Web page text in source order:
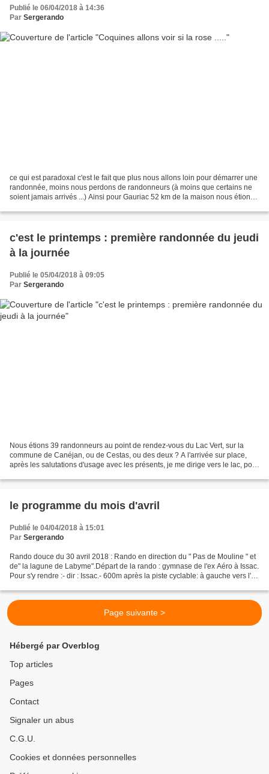
Publié le 06/04/2018 à 14:36
Par Sergerando
ce qui est paradoxal c'est le fait que plus nous allons loin pour démarrer une
randonnée, moins nous perdons de randonneurs (à moins que certains ne
soient jamais arrivés ...) Ainsi pour Gauriac 52 km de la maison nous étions
c'est le printemps : première randonnée du jeudi
à la journée
Publié le 05/04/2018 à 09:05
Par Sergerando
Nous étions 39 randonneurs au point de rendez-vous du Lac Vert, sur la
commune de Canéjan, ou de Cestas, ou des deux ? A l'arrivée sur place,
après les salutations d'usage avec les présents, je me dirige vers le lac, pour
le programme du mois d'avril
Publié le 04/04/2018 à 15:01
Par Sergerando
Rando douce du 30 avril 2018 : Rando en direction du " Pas de Mouline " et
de" la lagune de Labyme".Départ de la rando : gymnase de l'ex Aéro à Issac.
Pour s'y rendre :- dir : Issac.- 600m après la piste cyclable: à gauche vers l'ex
Page suivante >
Hébergé par Overblog
Top articles
Pages
Contact
Signaler un abus
C.G.U.
Cookies et données personnelles